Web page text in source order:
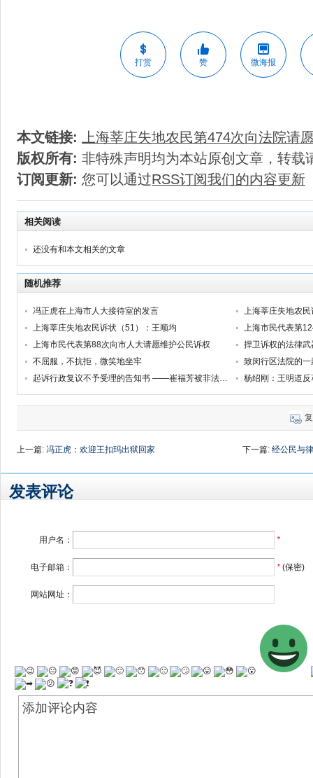
打赏 赞 微海报
本文链接:
上海莘庄失地农民第474次向法院请
版权所有: 非特殊声明均为本站原创文章，转载
订阅更新: 您可以通过RSS订阅我们的内容更新
相关阅读
还没有和本文相关的文章
随机推荐
冯正虎在上海市人大接待室的发言
上海莘庄失地农
上海莘庄失地农民诉状（51）：王顺均
上海市民代表第
上海市民代表第88次向市人大请愿维护公民诉权
捍卫诉权的法律
不屈服，不抗拒，微笑地坐牢
致闵行区法院的一
起诉行政复议不予受理的告知书 ——崔福芳被非法拘禁的诉讼系列之十八
杨绍刚：王明道
上一篇: 冯正虎：欢迎王扣玛出狱回家 下一篇: 经公民与
发表评论
用户名： *
电子邮箱： *(保密)
网站网址：